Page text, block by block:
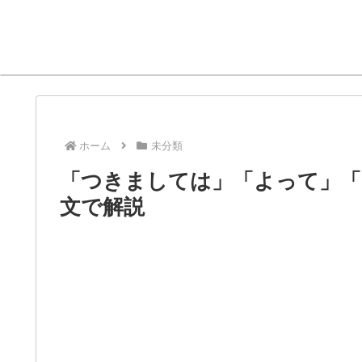
ホーム 未分類
「つきましては」「よって」
文で解説